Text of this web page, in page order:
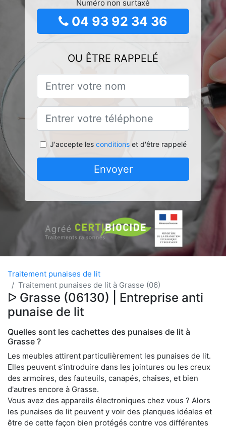
Numéro non surtaxé
04 93 92 34 36
OU ÊTRE RAPPELÉ
J'accepte les conditionset d'être rappelé
Envoyer
Traitement punaises de lit
Traitement punaises de lit à Grasse (06)
ᐅ Grasse (06130) | Entreprise anti
punaise de lit
Quelles sont les cachettes des punaises de lit à
Grasse ?
Les meubles attirent particulièrement les punaises de lit.
Elles peuvent s'introduire dans les jointures ou les creux
des armoires, des fauteuils, canapés, chaises, et bien
d'autres encore à Grasse.
Vous avez des appareils électroniques chez vous ? Alors
les punaises de lit peuvent y voir des planques idéales et
être de cette façon bien protégés contre vos différentes